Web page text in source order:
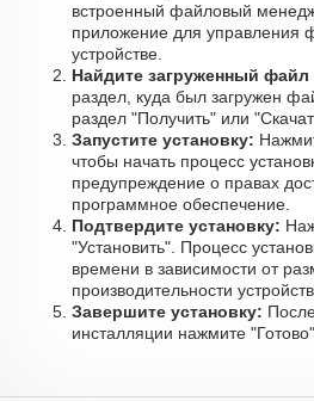
встроенный файловый
приложение для управления
устройстве.
Найдите загруженный файл
раздел, куда был загружен
раздел "Получить" или
Запустите установку:
чтобы начать процесс
предупреждение о правах
программное обеспечение.
Подтвердите установку:
"Установить". Процесс
времени в зависимости от
производительности
Завершите установку:
инсталляции нажмите "Готово".